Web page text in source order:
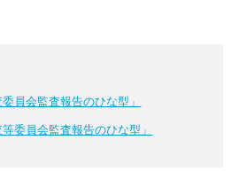
員会監査報告のひな型」
委員会監査報告のひな型」